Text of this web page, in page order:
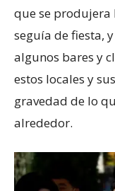
que se produjera
seguía de fiesta,
algunos bares y
estos locales y
gravedad de lo
alrededor.